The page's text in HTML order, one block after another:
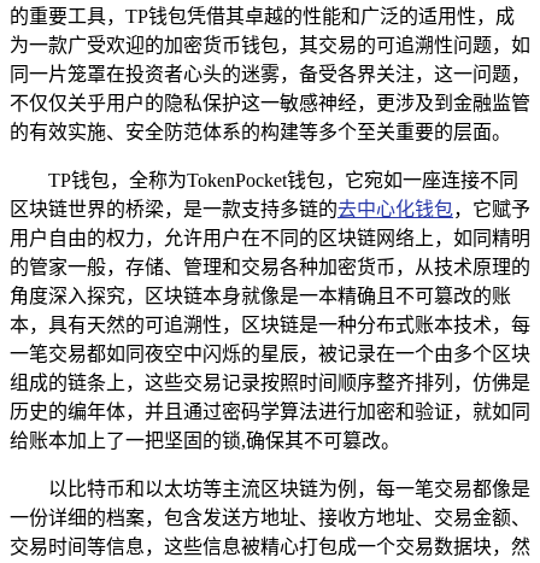
的重要工具，TP钱包凭借其卓越的性能和广泛的适用性，成
为一款广受欢迎的加密货币钱包，其交易的可追溯性问题，如
同一片笼罩在投资者心头的迷雾，备受各界关注，这一问题，
不仅仅关乎用户的隐私保护这一敏感神经，更涉及到金融监管
的有效实施、安全防范体系的构建等多个至关重要的层面。
TP钱包，全称为TokenPocket钱包，它宛如一座连接不同
区块链世界的桥梁，是一款支持多链的去中心化钱包，它赋予
用户自由的权力，允许用户在不同的区块链网络上，如同精明
的管家一般，存储、管理和交易各种加密货币，从技术原理的
角度深入探究，区块链本身就像是一本精确且不可篡改的账
本，具有天然的可追溯性，区块链是一种分布式账本技术，每
一笔交易都如同夜空中闪烁的星辰，被记录在一个由多个区块
组成的链条上，这些交易记录按照时间顺序整齐排列，仿佛是
历史的编年体，并且通过密码学算法进行加密和验证，就如同
给账本加上了一把坚固的锁,确保其不可篡改。
以比特币和以太坊等主流区块链为例，每一笔交易都像是
一份详细的档案，包含发送方地址、接收方地址、交易金额、
交易时间等信息，这些信息被精心打包成一个交易数据块，然